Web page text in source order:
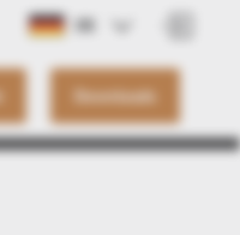
Downloads
DE